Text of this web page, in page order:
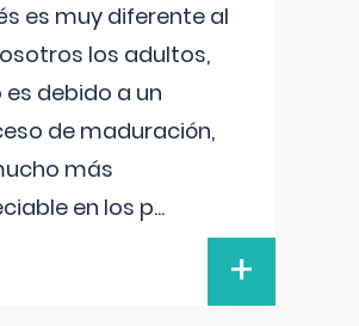
es muy diferente al
los adultos,
debido a un
de maduración,
más
en los p...
+